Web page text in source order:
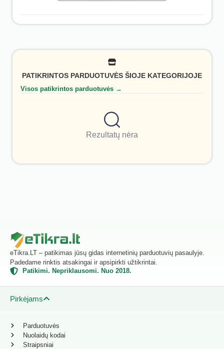
PATIKRINTOS PARDUOTUVĖS ŠIOJE KATEGORIJOJE
Visos patikrintos parduotuvės →
Rezultatų nėra
eTikra.LT – patikimas jūsų gidas internetinių parduotuvių pasaulyje.
Padedame rinktis atsakingai ir apsipirkti užtikrintai.
Patikimi. Nepriklausomi. Nuo 2018.
Pirkėjams
Parduotuvės
Nuolaidų kodai
Straipsniai